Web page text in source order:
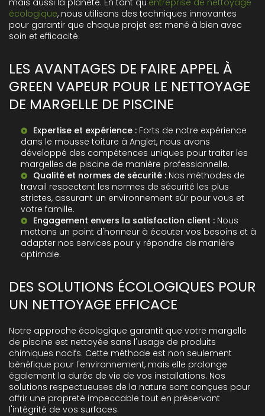
écologique, nous utilisons des techniques innovantes
pour garantir que chaque projet est mené à bien avec
soin et efficacité.
LES AVANTAGES DE FAIRE APPEL À
GREEN VAPEUR POUR LE NETTOYAGE
DE MARGELLE DE PISCINE
Expertise et expérience : Forts de notre expérience
dans le mousse toiture à Anglet, nous avons
développé des compétences uniques pour traiter les
margelles de piscine de manière professionnelle.
Qualité et normes de sécurité : Nos méthodes de
travail respectent les normes de sécurité les plus
strictes, assurant un environnement sûr pour vous et
votre famille.
Engagement envers la satisfaction client : Nous
mettons un point d'honneur à écouter vos besoins et à
adapter nos services pour y répondre de manière
optimale.
DES SOLUTIONS ÉCOLOGIQUES POUR
UN NETTOYAGE EFFICACE
Notre approche écologique garantit que votre margelle
de piscine est nettoyée sans l'usage de produits
chimiques nocifs. Cette méthode est non seulement
bénéfique pour l'environnement, mais elle prolonge
également la durée de vie de vos installations. Nos
solutions respectueuses de la nature sont conçues pour
offrir une propreté impeccable tout en préservant
l'intégrité de vos surfaces.